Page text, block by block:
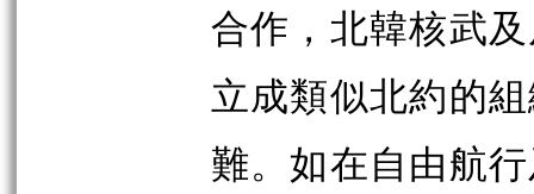
合作，北韓核武
立成類似北約的
難。如在自由航